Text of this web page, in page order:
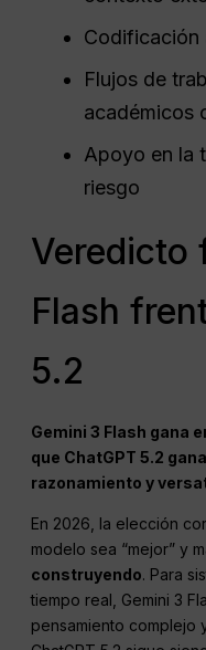
Codificación
Flujos de
académicos
Apoyo en la
riesgo
Veredicto
Flash
5.2
Gemini 3 Flash gana
que ChatGPT 5.2
razonamiento y
En 2026, la elección
modelo sea “mejor” y
construyendo. Para
tiempo real, Gemini 3
pensamiento complejo